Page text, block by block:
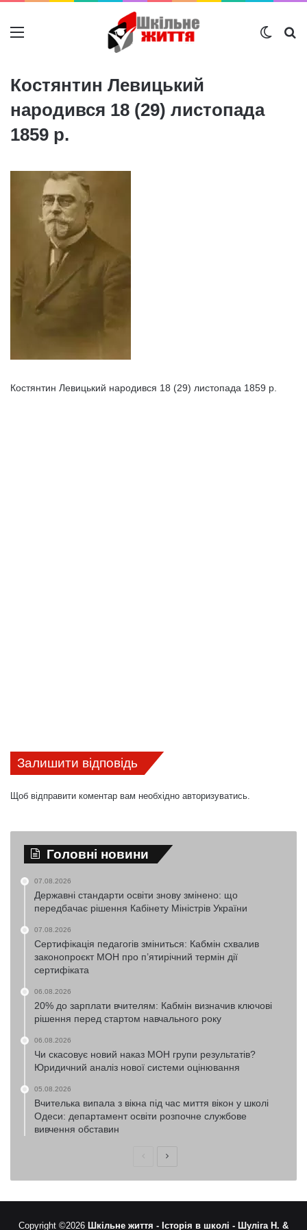
Меню
Костянтин Левицький
народився 18 (29) листопада
1859 р.
Костянтин Левицький народився 18 (29) листопада 1859 р.
Залишити відповідь
Щоб відправити коментар вам необхідно авторизуватись.
Головні новини
07.08.2026
Державні стандарти освіти знову змінено: що
передбачає рішення Кабінету Міністрів України
07.08.2026
Сертифікація педагогів зміниться: Кабмін схвалив
законопроєкт МОН про п’ятирічний термін дії
сертифіката
06.08.2026
20% до зарплати вчителям: Кабмін визначив ключові
рішення перед стартом навчального року
06.08.2026
Чи скасовує новий наказ МОН групи результатів?
Юридичний аналіз нової системи оцінювання
05.08.2026
Вчителька випала з вікна під час миття вікон у школі
Одеси: департамент освіти розпочне службове
вивчення обставин
ПопередняНаступна
Copyright ©2026 Шкільне життя - Історія в школі - Шуліга Н. &